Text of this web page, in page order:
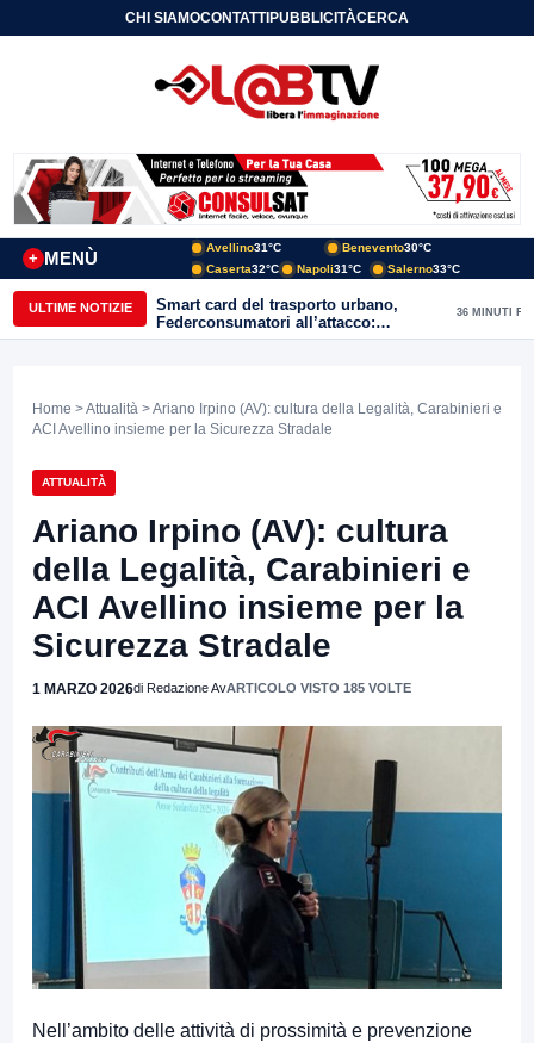
CHI SIAMOCONTATTIPUBBLICITÀCERCA
MENÙ
+
Avellino31°C Benevento30°C
Caserta32°C Napoli31°C Salerno33°C
ULTIME NOTIZIE
Smart card del trasporto urbano,
Federconsumatori all’attacco:
«Benevento ha bisogno di uno
36 MINUTI FA
Home >Attualità > Ariano Irpino (AV): cultura della Legalità, Carabinieri e
ACI Avellino insieme per la Sicurezza Stradale
ATTUALITÀ
Ariano Irpino (AV): cultura
della Legalità, Carabinieri e
ACI Avellino insieme per la
Sicurezza Stradale
1 MARZO 2026di Redazione AvARTICOLO VISTO 185 VOLTE
Nell’ambito delle attività di prossimità e prevenzione